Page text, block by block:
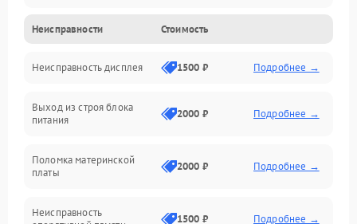
Неисправность системы охлаждения
Неисправность BIOS
Повреждение корпуса
Неисправности Стоимость
Неисправность дисплея 1500 ₽ Подробнее →
Выход из строя блока
питания
2000 ₽ Подробнее →
Поломка материнской
платы
2000 ₽ Подробнее →
Неисправность
1500 ₽ Подробнее →